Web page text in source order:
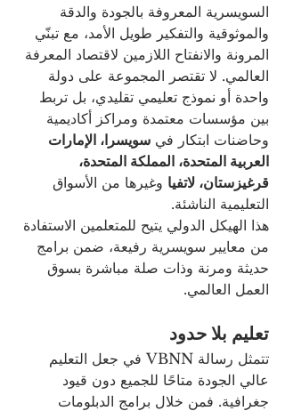
السويسرية المعروفة بالجودة والدقة
والموثوقية والتفكير طويل الأمد، مع تبنّي
المرونة والانفتاح اللازمين لاقتصاد المعرفة
العالمي. لا تقتصر المجموعة على دولة
واحدة أو نموذج تعليمي تقليدي، بل تربط
بين مؤسسات معتمدة ومراكز أكاديمية
وحاضنات ابتكار في سويسرا، الإمارات
العربية المتحدة، المملكة المتحدة،
قرغيزستان، لاتفيا وغيرها من الأسواق
التعليمية الناشئة.
هذا الهيكل الدولي يتيح للمتعلمين الاستفادة
من معايير سويسرية رفيعة، ضمن برامج
حديثة ومرنة وذات صلة مباشرة بسوق
العمل العالمي.
تعليم بلا حدود
تتمثل رسالة VBNN في جعل التعليم
عالي الجودة متاحًا للجميع دون قيود
جغرافية. فمن خلال برامج الدبلومات